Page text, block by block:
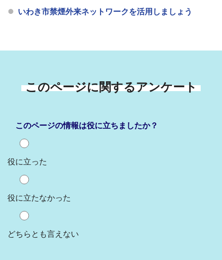
いわき市禁煙外来ネットワークを活用しましょう
このページに関するアンケート
このページの情報は役に立ちましたか？
役に立った
役に立たなかった
どちらとも言えない